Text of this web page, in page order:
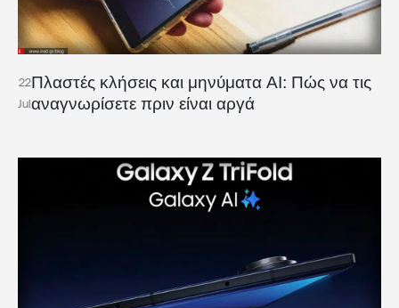
22
Jul
Πλαστές κλήσεις και μηνύματα AI: Πώς να τις
αναγνωρίσετε πριν είναι αργά